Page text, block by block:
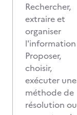
Rechercher,
extraire et
organiser
l'information
Proposer,
choisir,
exécuter une
méthode de
résolution ou